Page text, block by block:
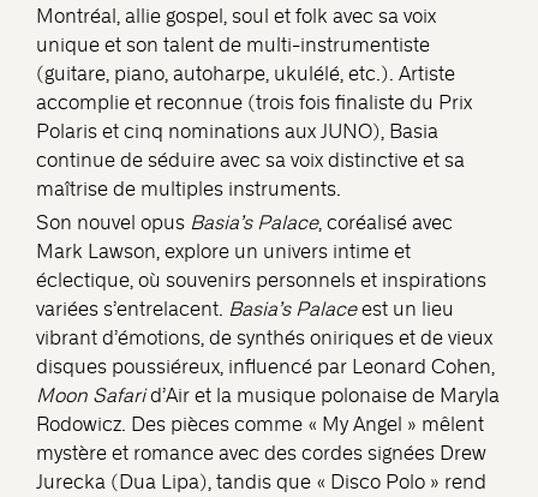
Montréal, allie gospel, soul et folk avec sa voix
unique et son talent de multi-instrumentiste
(guitare, piano, autoharpe, ukulélé, etc.). Artiste
accomplie et reconnue (trois fois finaliste du Prix
Polaris et cinq nominations aux JUNO), Basia
continue de séduire avec sa voix distinctive et sa
maîtrise de multiples instruments.
Son nouvel opus Basia’s Palace, coréalisé avec
Mark Lawson, explore un univers intime et
éclectique, où souvenirs personnels et inspirations
variées s’entrelacent. Basia’s Palaceest un lieu
vibrant d’émotions, de synthés oniriques et de vieux
disques poussiéreux, influencé par Leonard Cohen,
Moon Safarid’Air et la musique polonaise de Maryla
Rodowicz. Des pièces comme « My Angel » mêlent
mystère et romance avec des cordes signées Drew
Jurecka (Dua Lipa), tandis que « Disco Polo » rend